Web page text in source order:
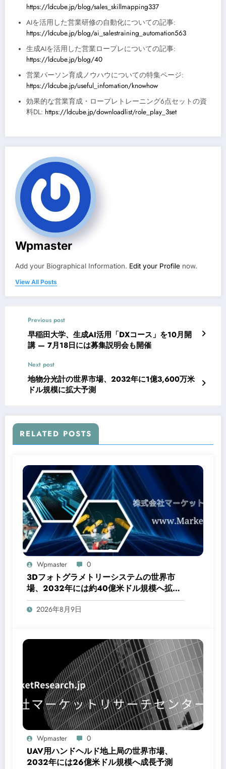
https://ldcube.jp/blog/sales_skillmapping337
AIを活用した営業研修の自動化についての記事:
https://ldcube.jp/blog/ai_salestraining_automation563
生成AIを活用した営業ロープレについての記事:
https://ldcube.jp/blog/40
営業パーソン育成ノウハウについての特集ページ:
https://ldcube.jp/useful_infomation/knowhow
効果的な営業育成・ロープレトレーニング6点セットの資
料DL: https://ldcube.jp/downloadlist/role_play_3set
Wpmaster
Add your Biographical Information. Edit your Profile now.
View All Posts
Previous post
早稲田大学、生成AI活用「DXコース」を10月開
講 — 7月18日には募集説明会も開催
Next post
地物分光計の世界市場、2032年に1億3,600万米
ドル規模に拡大予測
RELATED POSTS
Wpmaster 0
3Dフォトグラメトリーシステムの世界市
場、2032年には約40億米ドル規模へ拡大
予測
2026年8月9日
Wpmaster 0
UAV用ハンドヘルド地上局の世界市場、
2032年には26億米ドル規模へ成長予測